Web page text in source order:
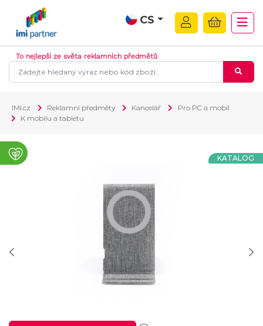
CS
To nejlepší ze světa reklamních předmětů
IMI.cz Reklamní předměty Kancelář
Pro PC a mobil
K mobilu a tabletu
KATALOG